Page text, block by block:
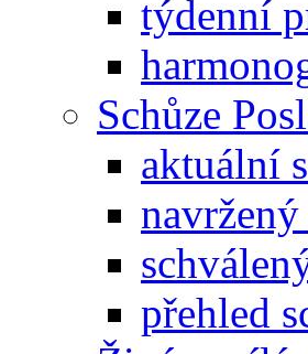
týdenní
Schůze
aktuální
přehled